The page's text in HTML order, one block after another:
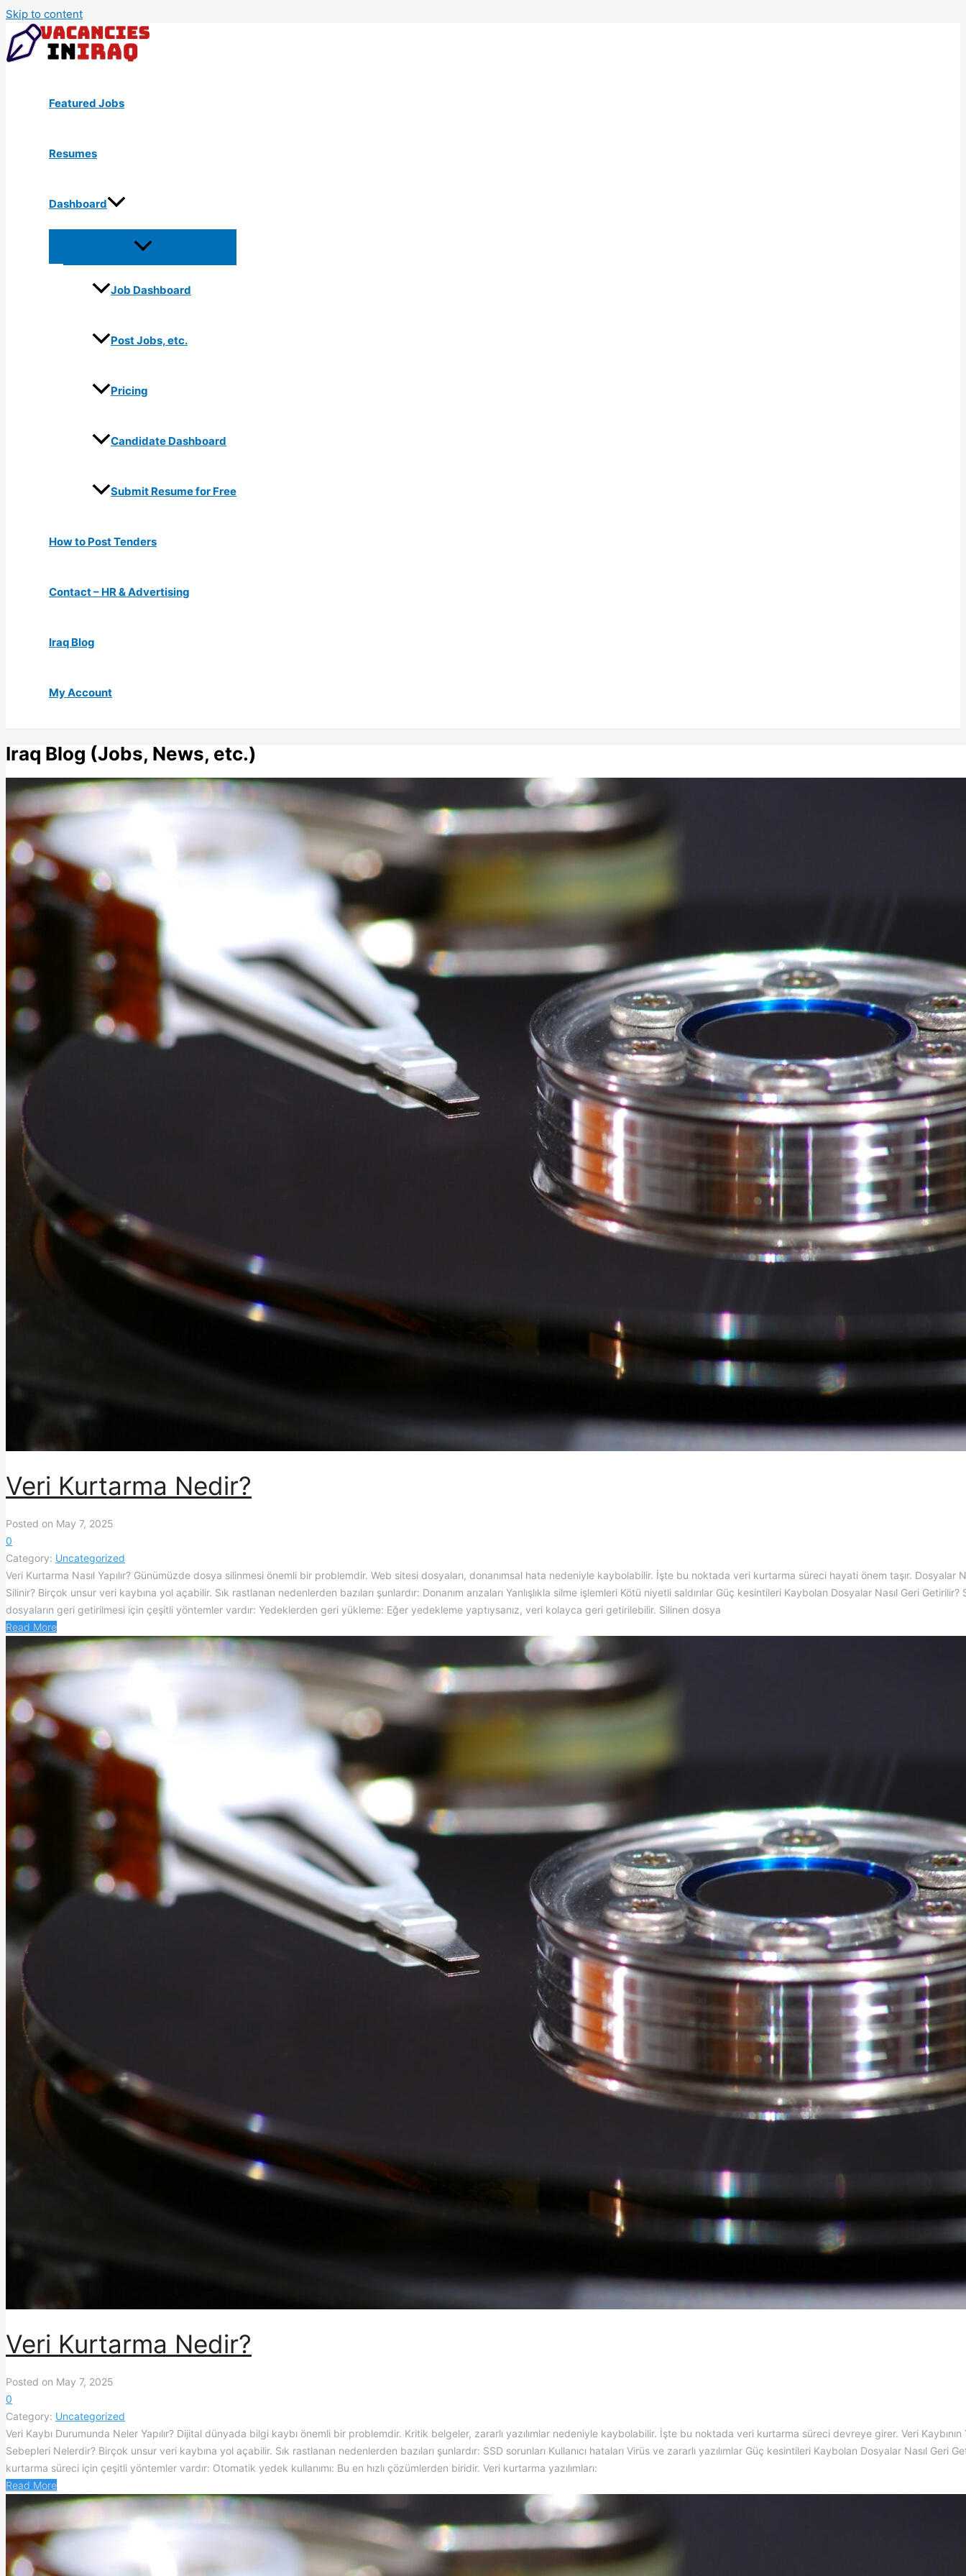
Skip to content
Featured Jobs
Resumes
Dashboard
Job Dashboard
Post Jobs, etc.
Pricing
Candidate Dashboard
Submit Resume for Free
How to Post Tenders
Contact – HR & Advertising
Iraq Blog
My Account
Iraq Blog (Jobs, News, etc.)
Veri Kurtarma Nedir?
Posted on May 7, 2025
0
Category: Uncategorized
Veri Kurtarma Nasıl Yapılır? Günümüzde dosya silinmesi önemli bir problemdir. Web sitesi dosyaları, donanımsal hata nedeniyle kaybolabilir. İşte bu noktada veri kurtarma süreci hayati önem taşır. Dosyalar
Silinir? Birçok unsur veri kaybına yol açabilir. Sık rastlanan nedenlerden bazıları şunlardır: Donanım arızaları Yanlışlıkla silme işlemleri Kötü niyetli saldırılar Güç kesintileri Kaybolan Dosyalar Nasıl Geri Getirilir?
dosyaların geri getirilmesi için çeşitli yöntemler vardır: Yedeklerden geri yükleme: Eğer yedekleme yaptıysanız, veri kolayca geri getirilebilir. Silinen dosya
Read More
Veri Kurtarma Nedir?
Posted on May 7, 2025
0
Category: Uncategorized
Veri Kaybı Durumunda Neler Yapılır? Dijital dünyada bilgi kaybı önemli bir problemdir. Kritik belgeler, zararlı yazılımlar nedeniyle kaybolabilir. İşte bu noktada veri kurtarma süreci devreye girer. Veri Kaybının
Sebepleri Nelerdir? Birçok unsur veri kaybına yol açabilir. Sık rastlanan nedenlerden bazıları şunlardır: SSD sorunları Kullanıcı hataları Virüs ve zararlı yazılımlar Güç kesintileri Kaybolan Dosyalar Nasıl Geri
kurtarma süreci için çeşitli yöntemler vardır: Otomatik yedek kullanımı: Bu en hızlı çözümlerden biridir. Veri kurtarma yazılımları:
Read More